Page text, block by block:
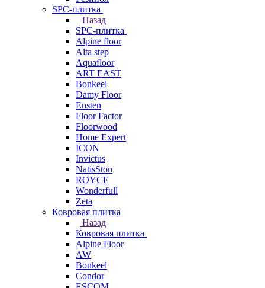
SPC-плитка
Назад
SPC-плитка
Alpine floor
Alta step
Aquafloor
ART EAST
Bonkeel
Damy Floor
Ensten
Floor Factor
Floorwood
Home Expert
ICON
Invictus
NatisSton
ROYCE
Wonderfull
Zeta
Ковровая плитка
Назад
Ковровая плитка
Alpine Floor
AW
Bonkeel
Condor